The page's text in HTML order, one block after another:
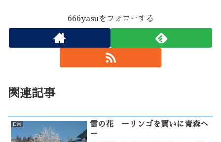
666yasuをフォローする
関連記事
日常
雪の花 ーリンゴを買いに青森へ
ー